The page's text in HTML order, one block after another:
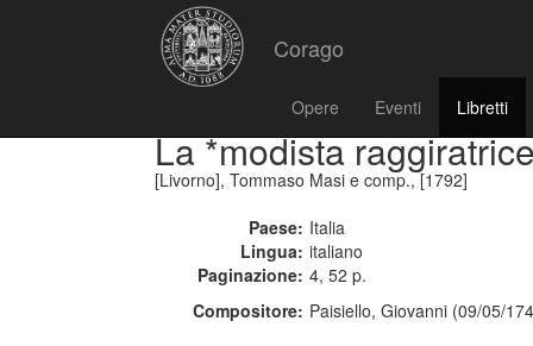
Corago
Opere Eventi Libretti
La *modista
[Livorno], Tommaso Masi e comp., [1792]
Paese: Italia
Lingua: italiano
Paginazione: 4, 52 p.
Compositore: Paisiello, Giovanni (09/05/